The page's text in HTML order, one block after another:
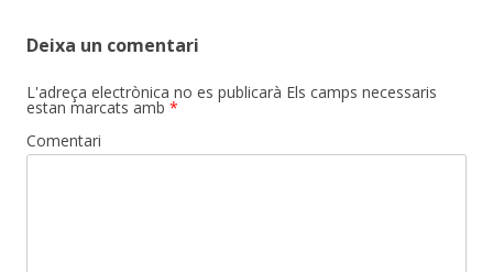
Deixa un comentari
L'adreça electrònica no es publicarà Els camps necessaris
estan marcats amb *
Comentari